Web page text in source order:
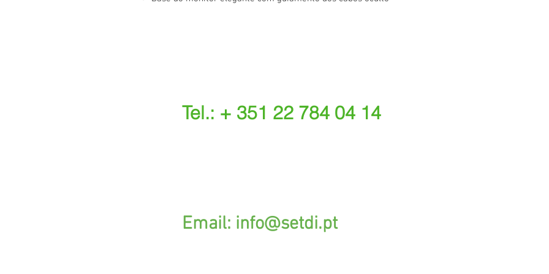
Tel.: + 351 22 784 04 14
Email: info@setdi.pt